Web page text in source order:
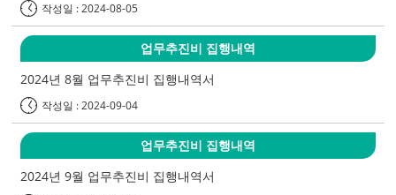
작성일 : 2024-08-05
업무추진비 집행내역
2024년 8월 업무추진비 집행내역서
작성일 : 2024-09-04
업무추진비 집행내역
2024년 9월 업무추진비 집행내역서